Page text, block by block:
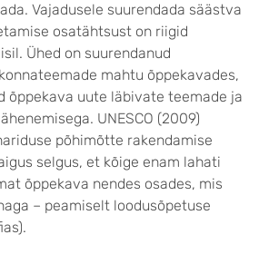
Vajadusele suurendada säästva
osatähtsust on riigid
Ühed on suurendanud
mahtu õppekavades,
õppekava uute läbivate teemade ja
UNESCO (2009)
põhimõtte rakendamise
selgus, et kõige enam lahati
õppekava nendes osades, mis
– peamiselt loodusõpetuse